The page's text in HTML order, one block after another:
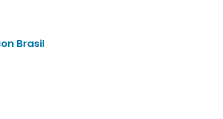
Brasil